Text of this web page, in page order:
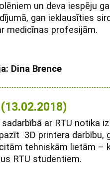
un deva iespēju
gan ieklausīties
medicīnas profesijām.
Dina Brence
ar RTU notika
3D printera darbību,
tehniskām lietām –
RTU studentiem.